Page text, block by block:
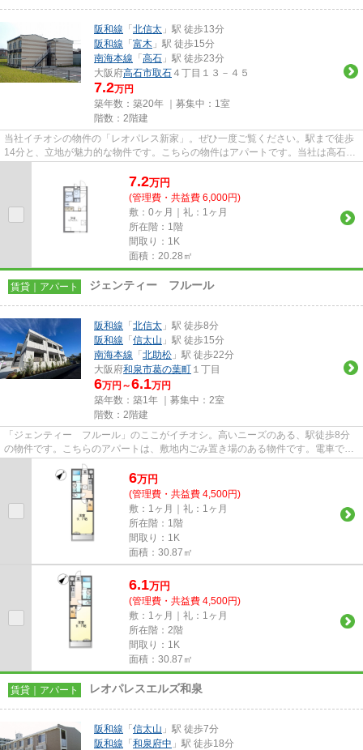
阪和線 「 北信太 」駅 徒歩13分
阪和線 「 富木 」駅 徒歩15分
南海本線 「 高石 」駅 徒歩23分
大阪府高石市取石 ４丁目１３－４５
7.2万円
築年数：築20年 ｜募集中： 1室
階数：2階建
当社イチオシの物件の「レオパレス新家」。ぜひ一度ご覧ください。駅まで徒歩
14分と、立地が魅力的な物件です。こちらの物件はアパートです。当社は高石市
7.2万円
(管理費・共益費 6,000円)
敷：0ヶ月｜礼：1ヶ月
所在階：1階
間取り：1K
面積：20.28㎡
賃貸｜アパート ジェンティー フルール
阪和線 「 北信太 」駅 徒歩8分
阪和線 「 信太山 」駅 徒歩15分
南海本線 「 北助松 」駅 徒歩22分
大阪府和泉市葛の葉町 １丁目
6万円～6.1万円
築年数：築1年 ｜募集中： 2室
階数：2階建
「ジェンティー フルール」のここがイチオシ。高いニーズのある、駅徒歩8分
の物件です。こちらのアパートは、敷地内ごみ置き場のある物件です。電車での
移動がより便利になる、2駅利...
6万円
(管理費・共益費 4,500円)
敷：1ヶ月｜礼：1ヶ月
所在階：1階
間取り：1K
面積：30.87㎡
6.1万円
(管理費・共益費 4,500円)
敷：1ヶ月｜礼：1ヶ月
所在階：2階
間取り：1K
面積：30.87㎡
賃貸｜アパート レオパレスエルズ和泉
阪和線 「 信太山 」駅 徒歩7分
阪和線 「 和泉府中 」駅 徒歩18分